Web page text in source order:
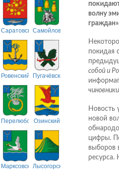
СаратовскийСамойловский
Ровенский Пугачёвский
ПерелюбскийОзинский
МарксовскийЛысогорский
волну
покидая
собой и
Новость
новой
цифры.
выборов
ресурса.